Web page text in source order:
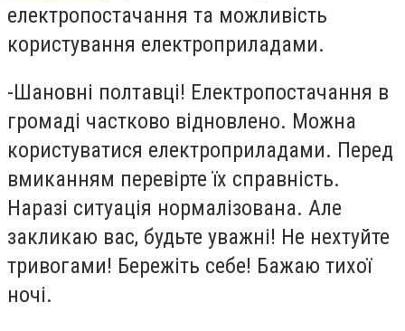
електропостачання та можливість
користування електроприладами.
-Шановні полтавці! Електропостачання в
громаді частково відновлено. Можна
користуватися електроприладами. Перед
вмиканням перевірте їх справність.
Наразі ситуація нормалізована. Але
закликаю вас, будьте уважні! Не нехтуйте
тривогами! Бережіть себе! Бажаю тихої
ночі.